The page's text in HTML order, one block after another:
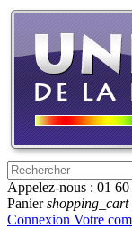
Appelez-nous : 01
Panier shopping_cart
Connexion Votre